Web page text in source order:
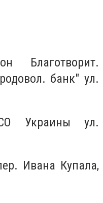
Благотворит.
банк" ул.
Украины ул.
Ивана Купала,